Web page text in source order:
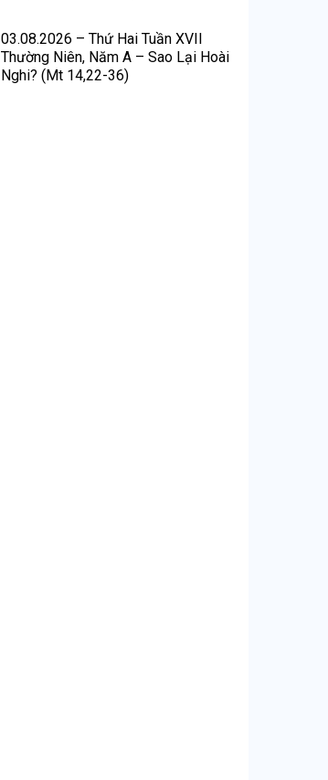
03.08.2026 – Thứ Hai Tuần XVII
Thường Niên, Năm A – Sao Lại Hoài
Nghi? (Mt 14,22-36)